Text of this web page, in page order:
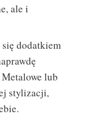
ale i
dodatkiem
lub
stylizacji,